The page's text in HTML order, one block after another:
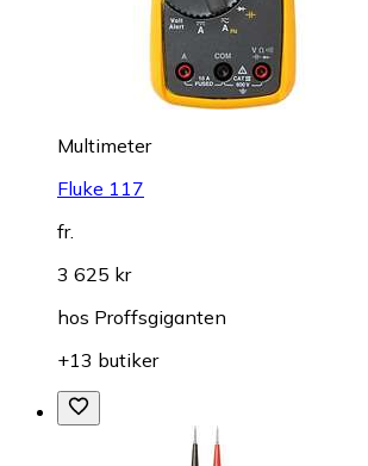
Multimeter
Fluke 117
fr.
3 625 kr
hos Proffsgiganten
+13 butiker